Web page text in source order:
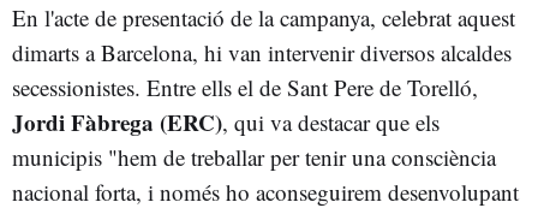
En l'acte de presentació de la campanya, celebrat aquest
dimarts a Barcelona, hi van intervenir diversos alcaldes
secessionistes. Entre ells el de Sant Pere de Torelló,
Jordi Fàbrega (ERC), qui va destacar que els
municipis "hem de treballar per tenir una consciència
nacional forta, i només ho aconseguirem desenvolupant